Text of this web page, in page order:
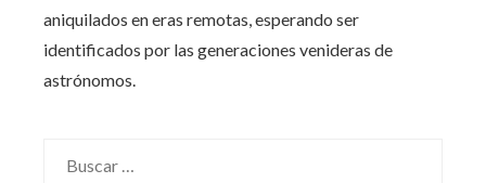
aniquilados en eras remotas, esperando ser
identificados por las generaciones venideras de
astrónomos.